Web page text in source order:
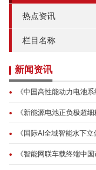
热点资讯
栏目名称
新闻资讯
《中国高性能动力电池
《新能源电池正负极超
《国际AI全域智能水下
《智能网联车载终端中